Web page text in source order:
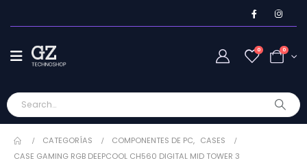
0 0
CATEGORÍAS COMPONENTES DE PC, CASES
CASE GAMING RGB DEEPCOOL CH560 DIGITAL MID TOWER 3